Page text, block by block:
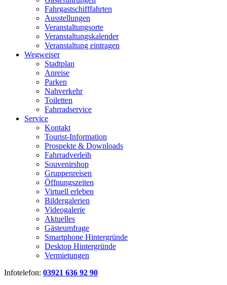
Fahrgastschifffahrten
Ausstellungen
Veranstaltungsorte
Veranstaltungskalender
Veranstaltung eintragen
Wegweiser
Stadtplan
Anreise
Parken
Nahverkehr
Toiletten
Fahrradservice
Service
Kontakt
Tourist-Information
Prospekte & Downloads
Fahrradverleih
Souvenirshop
Gruppenreisen
Öffnungszeiten
Virtuell erleben
Bildergalerien
Videogalerie
Aktuelles
Gästeumfrage
Smartphone Hintergründe
Desktop Hintergründe
Vermietungen
Infotelefon: 03921 636 92 90